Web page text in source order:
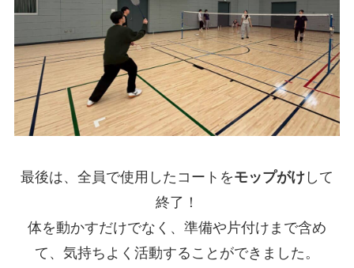
最後は、全員で使用したコートをモップがけ して
終了！
体を動かすだけでなく、準備や片付けまで含め
て、気持ちよく活動することができました。